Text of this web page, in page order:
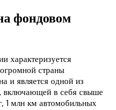
фондовом
характеризуется
страны
и является одной из
включающей в себя свыше
1 млн км автомобильных